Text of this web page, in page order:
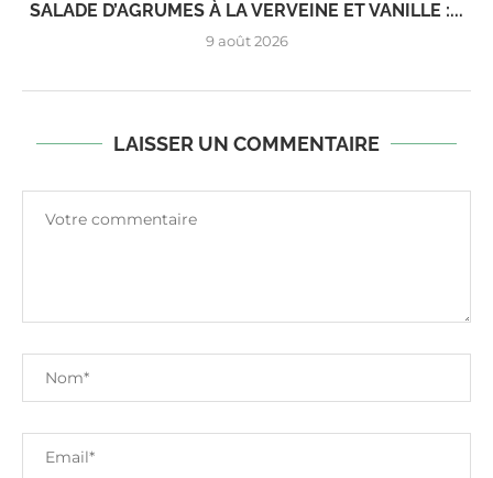
SALADE D’AGRUMES À LA VERVEINE ET VANILLE :...
9 août 2026
LAISSER UN COMMENTAIRE